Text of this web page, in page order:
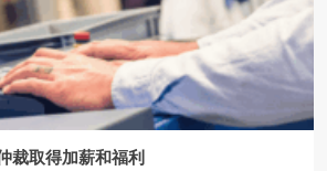
裁取得加薪和福利